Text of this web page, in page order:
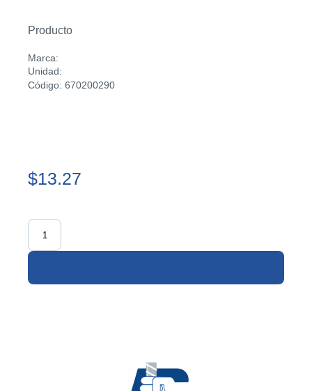
Producto
Marca:
Unidad:
Código: 670200290
$13.27